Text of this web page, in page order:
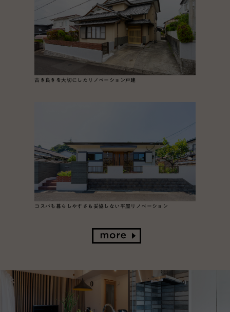
古き良きを大切にしたリノベーション戸建
コスパも暮らしやすさも妥協しない平屋リノベーション